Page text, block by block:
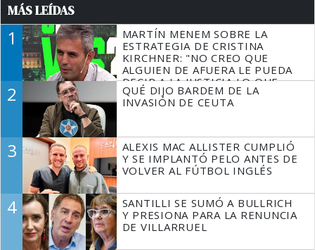
MÁS LEÍDAS
1
MARTÍN MENEM SOBRE LA
ESTRATEGIA DE CRISTINA
KIRCHNER: "NO CREO QUE
ALGUIEN DE AFUERA LE PUEDA
DECIR A LA JUSTICIA LO QUE
TIENE QUE HACER"
2
QUÉ DIJO BARDEM DE LA
INVASIÓN DE CEUTA
3
ALEXIS MAC ALLISTER CUMPLIÓ
Y SE IMPLANTÓ PELO ANTES DE
VOLVER AL FÚTBOL INGLÉS
4
SANTILLI SE SUMÓ A BULLRICH
Y PRESIONA PARA LA RENUNCIA
DE VILLARRUEL